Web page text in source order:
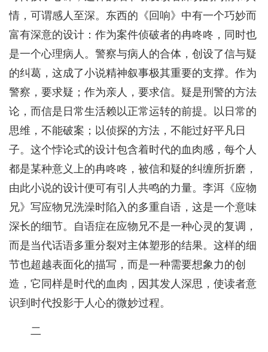
情，可谓感人至深。东西的《回响》中有一个巧妙而
富有深意的设计：作为案件侦破者的冉咚咚，同时也
是一个心理病人。警察与病人的合体，创设了信与疑
的纠葛，这成了小说精神叙事极其重要的支撑。作为
警察，要求疑；作为亲人，要求信。疑是刑警的方法
论，而信是日常生活赖以正常运转的前提。以日常的
思维，不能破案；以侦探的方法，不能过好平凡日
子。这个悖论式的设计包含着时代的血肉感，每个人
都是某种意义上的冉咚咚，被信和疑的纠缠所折磨，
由此小说的设计便可有引人共鸣的力量。李洱《应物
兄》写应物兄洗澡时陷入的多重自语，这是一个意味
深长的细节。自语症在应物兄不是一种心灵的复调，
而是当代话语多重分裂对主体塑形的结果。这样的细
节也超越表面化的描写，而是一种需要想象力的创
造，它同样是时代的血肉，因其发人深思，使读者意
识到时代投影于人心的微妙过程。
二